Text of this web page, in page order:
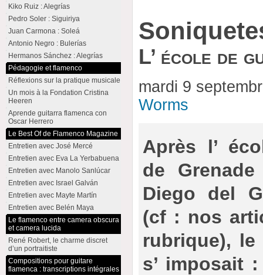
L’ école de
mardi 9
Worms
Après l’
de
Diego del
(cf : nos
rubrique), le
s’ imposait
Kiko Ruiz : Alegrías
Pedro Soler : Siguiriya
Juan Carmona : Soleá
Antonio Negro : Bulerías
Hermanos Sánchez : Alegrías
Pédagogie et flamenco
Réflexions sur la pratique musicale
Un mois à la Fondation Cristina
Heeren
Aprende guitarra flamenca con
Oscar Herrero
Le Best Of de Flamenco Magazine
Entretien avec José Mercé
Entretien avec Eva La Yerbabuena
Entretien avec Manolo Sanlúcar
Entretien avec Israel Galván
Entretien avec Mayte Martín
Entretien avec Belén Maya
Le flamenco entre camera obscura
et camera lucida
René Robert, le charme discret
d’un portraitiste
Compositions pour guitare
flamenca : transcriptions intégrales